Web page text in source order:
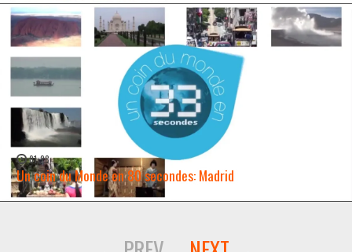
01:28
Un coin du Monde en 80 secondes: Madrid
WATCH NOW →